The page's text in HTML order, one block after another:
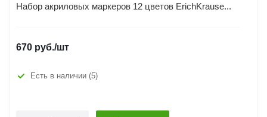
Набор акриловых маркеров 12 цветов ErichKrause...
670 руб./шт
Есть в наличии (5)